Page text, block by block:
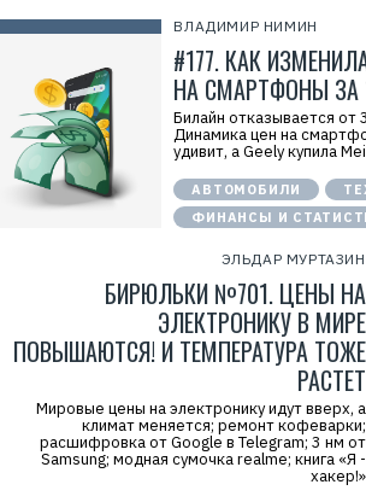
ВЛАДИМИР НИМИН
#177. КАК
НА СМАРТФОНЫ ЗА
Билайн отказывается от
Динамика цен на
удивит, а Geely купила
АВТОМОБИЛИ
ФИНАНСЫ И
ЭЛЬДАР МУРТАЗИН
БИРЮЛЬКИ №701. ЦЕНЫ НА
ЭЛЕКТРОНИКУ В МИРЕ
ПОВЫШАЮТСЯ! И ТЕМПЕРАТУРА ТОЖЕ
РАСТЕТ
Мировые цены на электронику идут вверх, а
климат меняется; ремонт кофеварки;
расшифровка от Google в Telegram; 3 нм от
Samsung; модная сумочка realme; книга «Я -
хакер!»